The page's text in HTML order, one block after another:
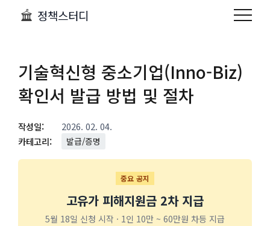
정책스터디
기술혁신형 중소기업(Inno-Biz)
확인서 발급 방법 및 절차
작성일:
2026. 02. 04.
카테고리:
발급/증명
중요 공지
고유가 피해지원금 2차 지급
5월 18일 신청 시작 · 1인 10만 ~ 60만원 차등 지급